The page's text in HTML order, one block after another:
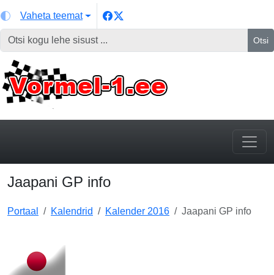
Vaheta teemat
Otsi
Jaapani GP info
Portaal Kalendrid Kalender 2016 Jaapani GP info